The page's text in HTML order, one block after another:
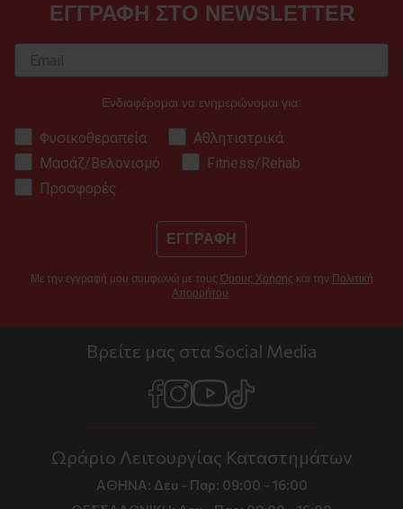
ΕΓΓΡΑΦΗ ΣΤΟ NEWSLETTER
Ενδιαφέρομαι να ενημερώνομαι για:
Φυσικοθεραπεία
Αθλητιατρικά
Μασάζ/Βελονισμό
Fitness/Rehab
Προσφορές
ΕΓΓΡΑΦΗ
Με την εγγραφή μου συμφωνώ με τους Όρους Χρήσης και την Πολιτική
Απορρήτου.
Βρείτε μας στα Social Media
Ωράριο Λειτουργίας Καταστημάτων
ΑΘΗΝΑ: Δευ - Παρ: 09:00 - 16:00